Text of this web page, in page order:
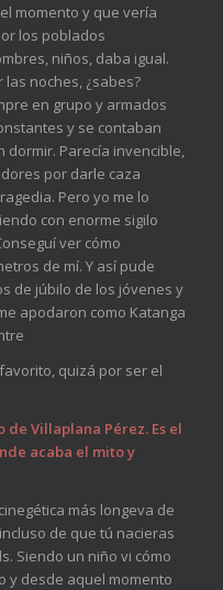
momento y que vería
los poblados
niños, daba igual.
noches, ¿sabes?
en grupo y armados
y se contaban
Parecía invencible,
por darle caza
Pero yo me lo
con enorme sigilo
ver cómo
de mí. Y así pude
de júbilo de los jóvenes y
apodaron como Katanga
quizá por ser el
de Villaplana Pérez. Es el
acaba el mito y
más longeva de
de que tú nacieras
Siendo un niño vi cómo
y desde aquel momento